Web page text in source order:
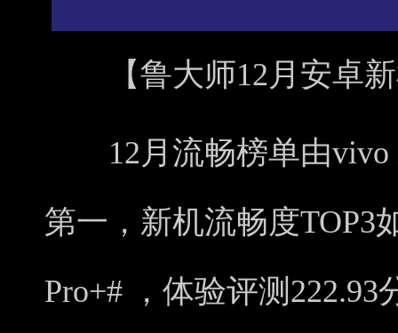
【鲁大师12月安卓新
12月流畅榜单由vivo
第一，新机流畅度TOP3
Pro+# ，体验评测222.93